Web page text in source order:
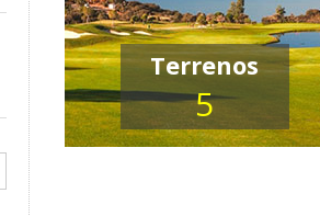
Terrenos
5